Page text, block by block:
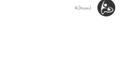
نسخه